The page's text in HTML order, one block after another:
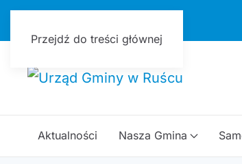
Przejdź do treści głównej
Aktualności Nasza Gmina